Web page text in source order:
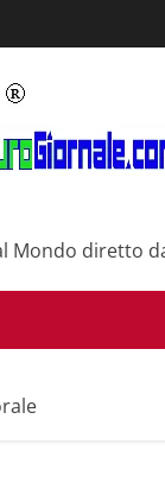
Mondo diretto